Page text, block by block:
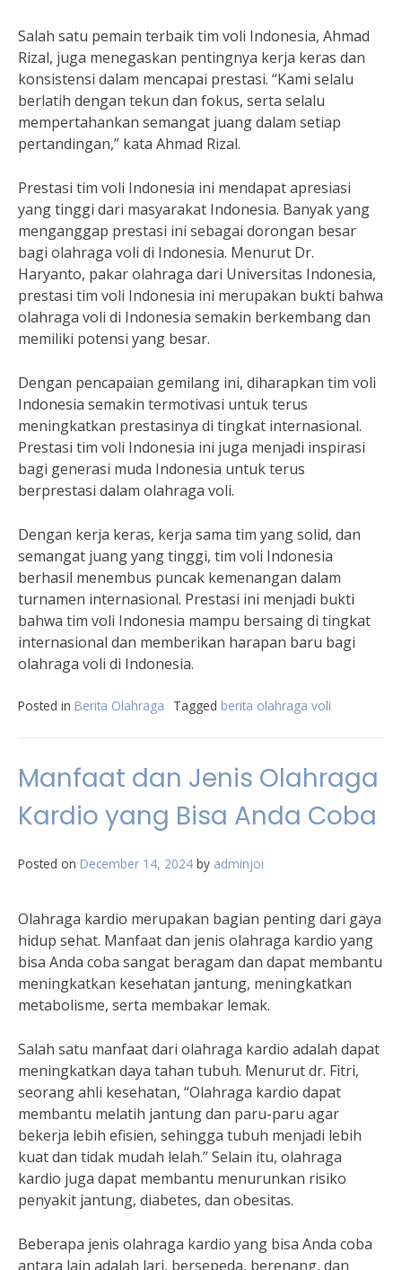
Salah satu pemain terbaik tim voli Indonesia, Ahmad
Rizal, juga menegaskan pentingnya kerja keras dan
konsistensi dalam mencapai prestasi. “Kami selalu
berlatih dengan tekun dan fokus, serta selalu
mempertahankan semangat juang dalam setiap
pertandingan,” kata Ahmad Rizal.
Prestasi tim voli Indonesia ini mendapat apresiasi
yang tinggi dari masyarakat Indonesia. Banyak yang
menganggap prestasi ini sebagai dorongan besar
bagi olahraga voli di Indonesia. Menurut Dr.
Haryanto, pakar olahraga dari Universitas Indonesia,
prestasi tim voli Indonesia ini merupakan bukti bahwa
olahraga voli di Indonesia semakin berkembang dan
memiliki potensi yang besar.
Dengan pencapaian gemilang ini, diharapkan tim voli
Indonesia semakin termotivasi untuk terus
meningkatkan prestasinya di tingkat internasional.
Prestasi tim voli Indonesia ini juga menjadi inspirasi
bagi generasi muda Indonesia untuk terus
berprestasi dalam olahraga voli.
Dengan kerja keras, kerja sama tim yang solid, dan
semangat juang yang tinggi, tim voli Indonesia
berhasil menembus puncak kemenangan dalam
turnamen internasional. Prestasi ini menjadi bukti
bahwa tim voli Indonesia mampu bersaing di tingkat
internasional dan memberikan harapan baru bagi
olahraga voli di Indonesia.
Posted in Berita Olahraga Tagged berita olahraga voli
Manfaat dan Jenis Olahraga
Kardio yang Bisa Anda Coba
Posted on December 14, 2024 by adminjoi
Olahraga kardio merupakan bagian penting dari gaya
hidup sehat. Manfaat dan jenis olahraga kardio yang
bisa Anda coba sangat beragam dan dapat membantu
meningkatkan kesehatan jantung, meningkatkan
metabolisme, serta membakar lemak.
Salah satu manfaat dari olahraga kardio adalah dapat
meningkatkan daya tahan tubuh. Menurut dr. Fitri,
seorang ahli kesehatan, “Olahraga kardio dapat
membantu melatih jantung dan paru-paru agar
bekerja lebih efisien, sehingga tubuh menjadi lebih
kuat dan tidak mudah lelah.” Selain itu, olahraga
kardio juga dapat membantu menurunkan risiko
penyakit jantung, diabetes, dan obesitas.
Beberapa jenis olahraga kardio yang bisa Anda coba
antara lain adalah lari, bersepeda, berenang, dan